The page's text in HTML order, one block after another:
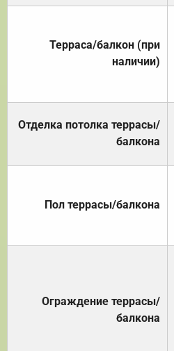
Терраса/балкон (при
наличии)
Отделка потолка террасы/
балкона
Пол террасы/балкона
Ограждение террасы/
балкона